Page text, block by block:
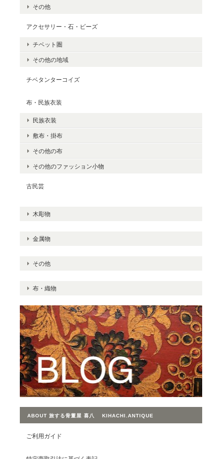
その他
アクセサリー・石・ビーズ
チベット圏
その他の地域
チベタンターコイズ
布・民族衣装
民族衣装
敷布・掛布
その他の布
その他のファッション小物
古民芸
木彫物
金属物
その他
布・織物
ABOUT 旅する骨董屋 喜八 KIHACHI.ANTIQUE
ご利用ガイド